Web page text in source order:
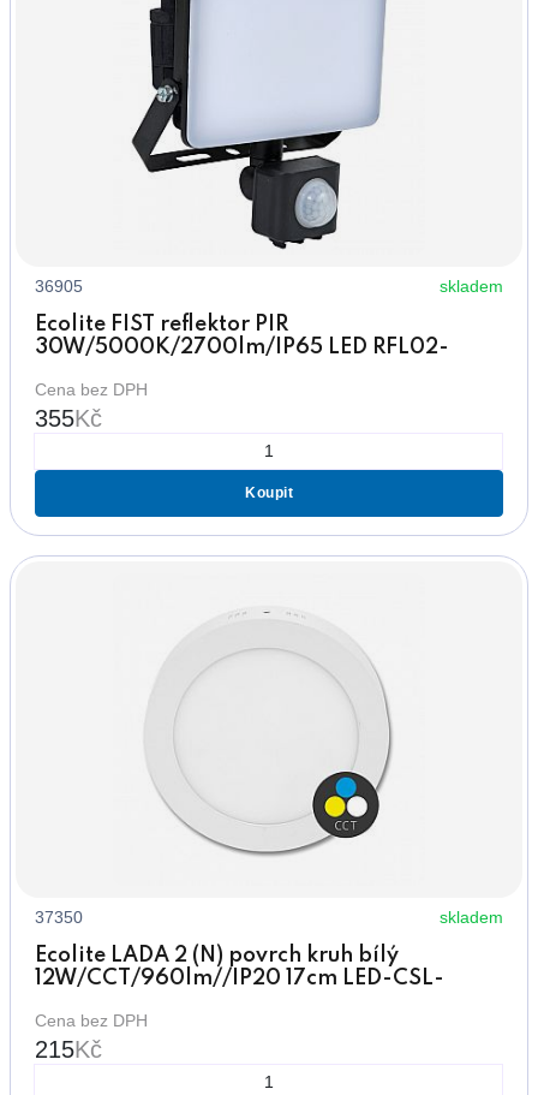
36905 skladem
Ecolite FIST reflektor PIR
30W/5000K/2700lm/IP65 LED RFL02-
Cena bez DPH
355Kč
Koupit
37350 skladem
Ecolite LADA 2 (N) povrch kruh bílý
12W/CCT/960lm//IP20 17cm LED-CSL-
Cena bez DPH
215Kč